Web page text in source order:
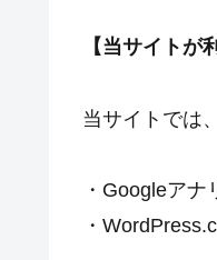
【当サイトが
当サイトでは
・Googleアナ
・